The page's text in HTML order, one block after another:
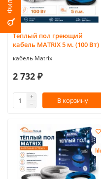
Теплый пол греющий
кабель MATRIX 5 м. (100 Вт)
кабель Matrix
2 732 ₽
В корзину